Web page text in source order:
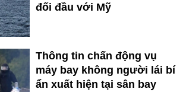
đối đầu với Mỹ
Thông tin chấn động vụ
máy bay không người lái bí
ẩn xuất hiện tại sân bay